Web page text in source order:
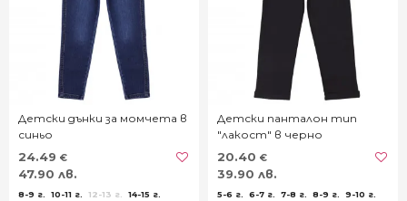
Детски дънки за момчета в
синьо
24.49 €
47.90 лв.
8-9 г. 10-11 г. 12-13 г.
14-15 г.
Детски панталон тип
"лакост" в черно
20.40 €
39.90 лв.
5-6 г. 6-7 г. 7-8 г. 8-9 г.
9-10 г.